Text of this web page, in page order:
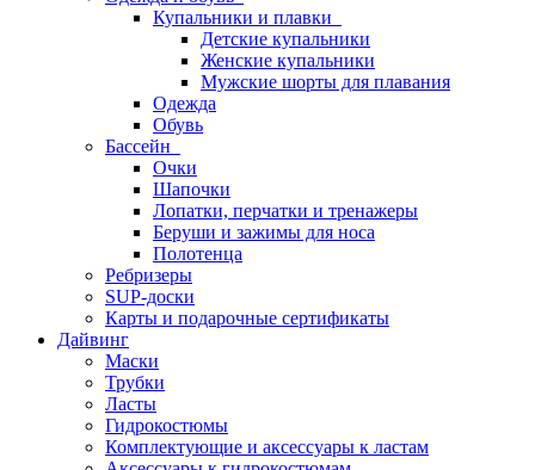
Купальники и плавки
Детские купальники
Женские купальники
Мужские шорты для плавания
Одежда
Обувь
Бассейн
Очки
Шапочки
Лопатки, перчатки и тренажеры
Беруши и зажимы для носа
Полотенца
Ребризеры
SUP-доски
Карты и подарочные сертификаты
Дайвинг
Маски
Трубки
Ласты
Гидрокостюмы
Комплектующие и аксессуары к ластам